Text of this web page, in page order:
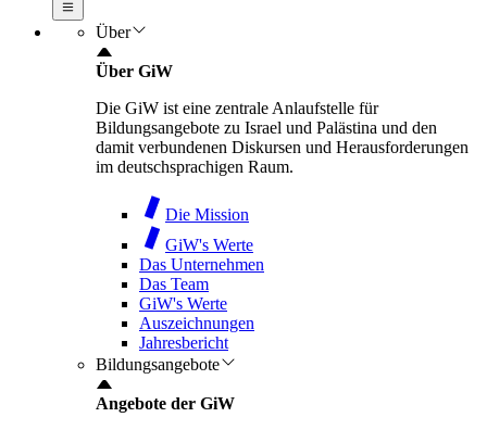
Über
Über GiW
Die GiW ist eine zentrale Anlaufstelle für
Bildungsangebote zu Israel und Palästina und den
damit verbundenen Diskursen und Herausforderungen
im deutschsprachigen Raum.
Die Mission
GiW's Werte
Das Unternehmen
Das Team
GiW's Werte
Auszeichnungen
Jahresbericht
Bildungsangebote
Angebote der GiW